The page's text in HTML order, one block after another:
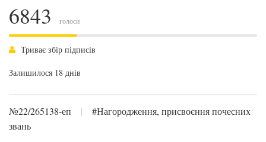
6843 голоси
Триває збір підписів
Залишилося 18 днів
№22/265138-еп |
#Нагородження, присвоєння почесних
звань